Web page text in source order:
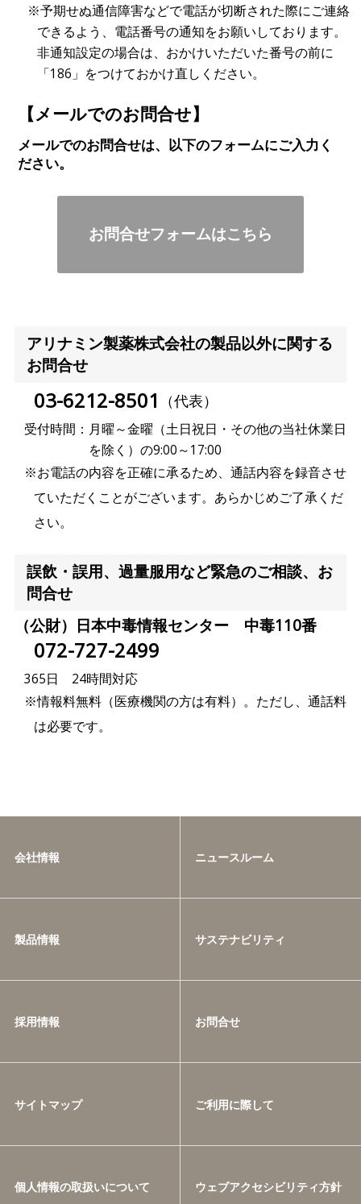
※予期せぬ通信障害などで電話が切断された際にご連絡
できるよう、電話番号の通知をお願いしております。
非通知設定の場合は、おかけいただいた番号の前に
「186」をつけておかけ直しください。
【メールでのお問合せ】
メールでのお問合せは、以下のフォームにご入力く
ださい。
お問合せフォームはこちら
アリナミン製薬株式会社の製品以外に関する
お問合せ
03-6212-8501 （代表）
受付時間： 月曜～金曜（土日祝日・その他の当社休業日
を除く）の9:00～17:00
※お電話の内容を正確に承るため、通話内容を録音させ
ていただくことがございます。 あらかじめご了承くだ
さい。
誤飲・誤用、過量服用など緊急のご相談、お
問合せ
（公財）日本中毒情報センター 中毒110番
072-727-2499
365日 24時間対応
※情報料無料（医療機関の方は有料）。 ただし、通話料
は必要です。
会社情報 ニュースルーム
製品情報 サステナビリティ
採用情報 お問合せ
サイトマップ ご利用に際して
個人情報の取扱いについて ウェブアクセシビリティ方針